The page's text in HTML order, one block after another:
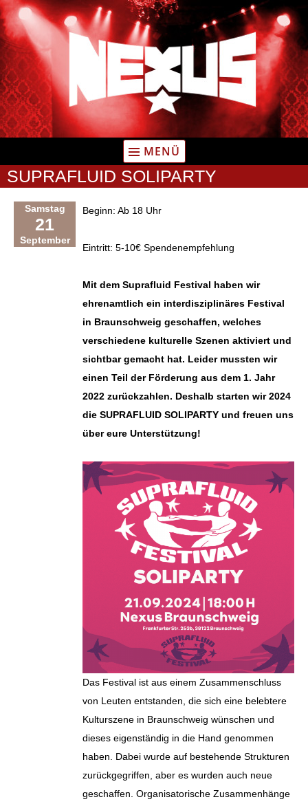
Zum
Inhalt
springen
MENÜ
SUPRAFLUID SOLIPARTY
Samstag
21
September
Beginn: Ab 18 Uhr
Eintritt: 5-10€ Spendenempfehlung
Mit dem Suprafluid Festival haben wir
ehrenamtlich ein interdisziplinäres Festival
in Braunschweig geschaffen, welches
verschiedene kulturelle Szenen aktiviert und
sichtbar gemacht hat. Leider mussten wir
einen Teil der Förderung aus dem 1. Jahr
2022 zurückzahlen. Deshalb starten wir 2024
die SUPRAFLUID SOLIPARTY und freuen uns
über eure Unterstützung!
Das Festival ist aus einem Zusammenschluss
von Leuten entstanden, die sich eine belebtere
Kulturszene in Braunschweig wünschen und
dieses eigenständig in die Hand genommen
haben. Dabei wurde auf bestehende Strukturen
zurückgegriffen, aber es wurden auch neue
geschaffen. Organisatorische Zusammenhänge